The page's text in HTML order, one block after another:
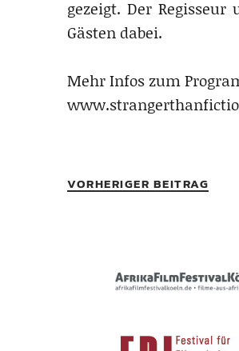
gezeigt. Der
Gästen dabei.
Mehr Infos zum
VORHERIGER BEITRAG